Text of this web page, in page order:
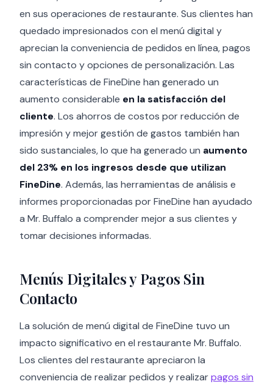
en sus operaciones de restaurante. Sus clientes han
quedado impresionados con el menú digital y
aprecian la conveniencia de pedidos en línea, pagos
sin contacto y opciones de personalización. Las
características de FineDine han generado un
aumento considerable en la satisfacción del
cliente. Los ahorros de costos por reducción de
impresión y mejor gestión de gastos también han
sido sustanciales, lo que ha generado un aumento
del 23% en los ingresos desde que utilizan
FineDine. Además, las herramientas de análisis e
informes proporcionadas por FineDine han ayudado
a Mr. Buffalo a comprender mejor a sus clientes y
tomar decisiones informadas.
Menús Digitales y Pagos Sin
Contacto
La solución de menú digital de FineDine tuvo un
impacto significativo en el restaurante Mr. Buffalo.
Los clientes del restaurante apreciaron la
conveniencia de realizar pedidos y realizarpagos sin